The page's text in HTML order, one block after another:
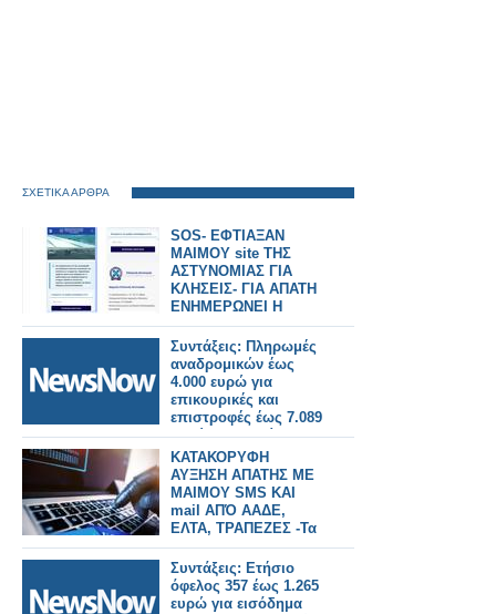
ΣΧΕΤΙΚΑ ΑΡΘΡΑ
SOS- ΕΦΤΙΑΞΑΝ
ΜΑΙΜΟΥ site ΤΗΣ
ΑΣΤΥΝΟΜΙΑΣ ΓΙΑ
ΚΛΗΣΕΙΣ- ΓΙΑ ΑΠΑΤΗ
ΕΝΗΜΕΡΩΝΕΙ Η
ΕΛ.ΑΣ.
Συντάξεις: Πληρωμές
αναδρομικών έως
4.000 ευρώ για
επικουρικές και
επιστροφές έως 7.089
ευρώ για χηρείας - Οι
δικαιούχοι ανά
κατηγορία.
ΚΑΤΑΚΟΡΥΦΗ
ΑΥΞΗΣΗ ΑΠΑΤΗΣ ΜΕ
ΜΑΙΜΟΥ SMS ΚΑΙ
mail ΑΠΌ ΑΑΔΕ,
ΕΛΤΑ, ΤΡΑΠΕΖΕΣ -Τα
«ΨΑΡΩΤΙΚΑ»
ΜΗΝΥΜΑΤΑ ΚΑΙ ΟΙ
ΠΑΓΙΔΕΣ
Συντάξεις: Ετήσιο
όφελος 357 έως 1.265
ευρώ για εισόδημα